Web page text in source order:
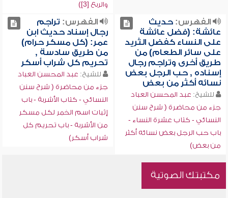
والربع [3])
الفهرس:حديث
عائشة: (فضل عائشة
على النساء كفضل الثريد
على سائر الطعام) من
طريق أخرى وتراجم رجال
إسناده , حب الرجل بعض
نسائه أكثر من بعض
للشيخ: عبد المحسن العباد
جزء من محاضرة ( شرح سنن
النسائي - كتاب عشرة النساء -
باب حب الرجل بعض نسائه أكثر
من بعض)
الفهرس: تراجم
رجال إسناد حديث ابن
عمر: (كل مسكر حرام)
من طريق سادسة ,
تحريم كل شراب أسكر
للشيخ: عبد المحسن العباد
جزء من محاضرة ( شرح سنن
النسائي - كتاب الأشربة - باب
إثبات اسم الخمر لكل مسكر
من الأشربة - باب تحريم كل
شراب أسكر)
مكتبتك الصوتية